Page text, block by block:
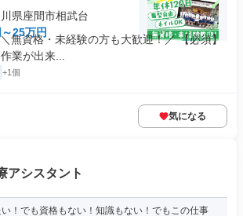
県座間市相武台
25万円
無資格・未経験の方も大歓迎！／ 【必須】
業が出来...
+1個
気になる
アシスタント
！でも資格もない！知識もない！でもこの仕事